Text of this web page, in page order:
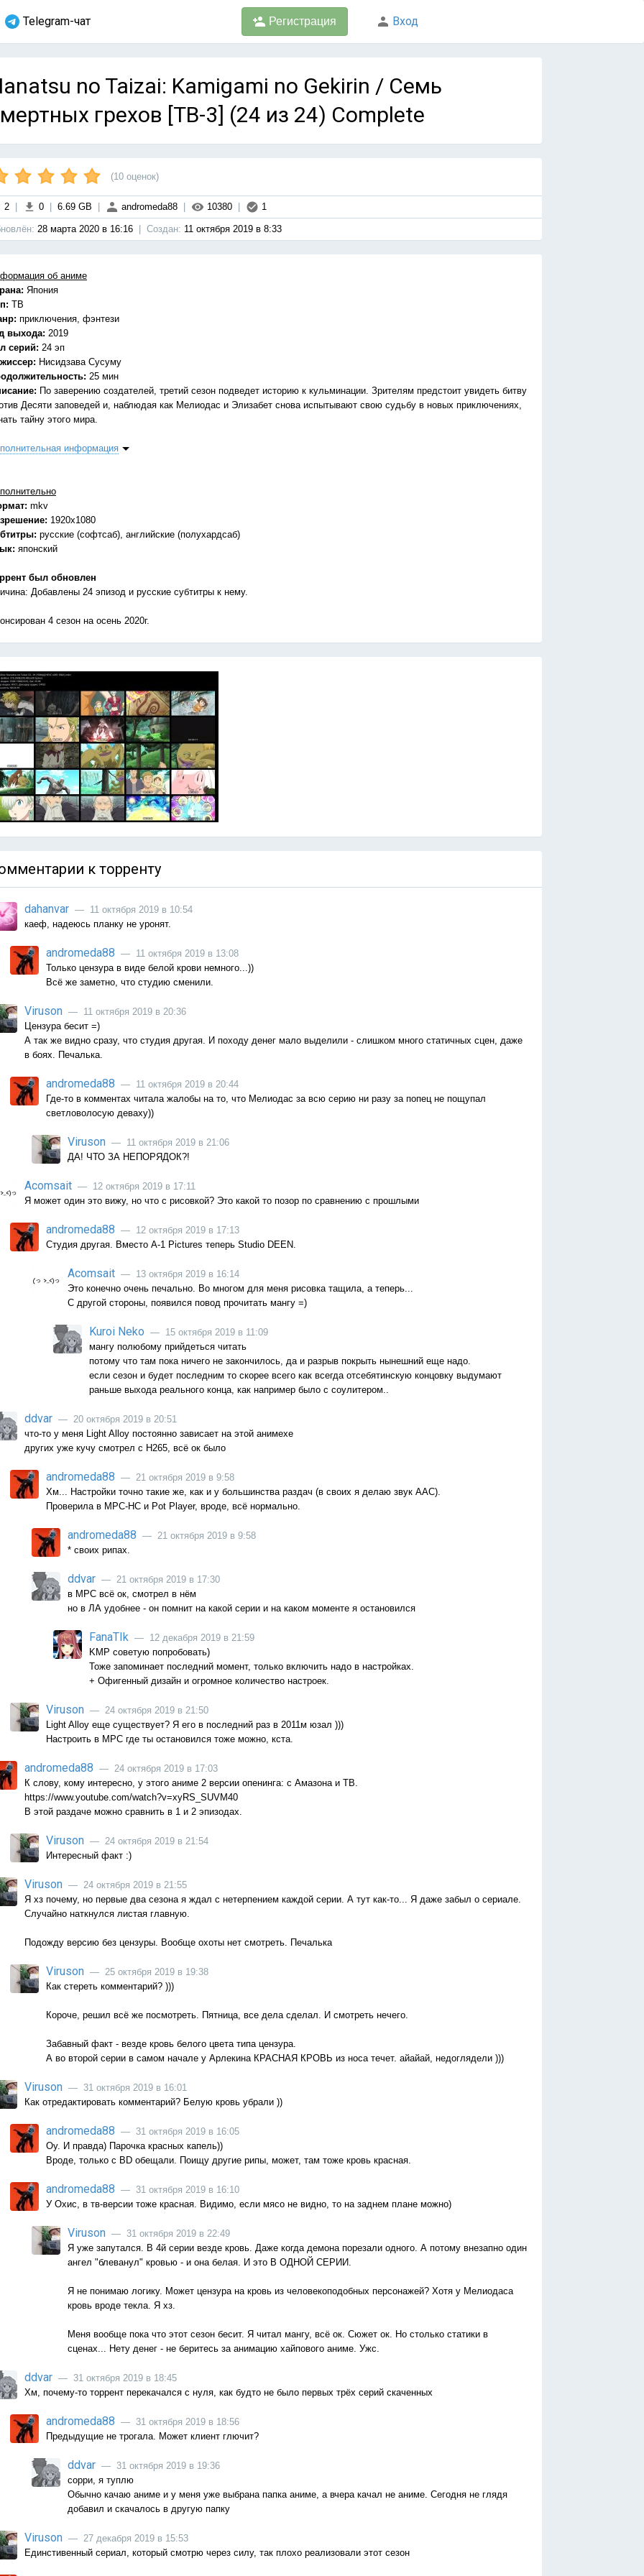
Telegram-чат Регистрация Вход
no Taizai: Kamigami no Gekirin / Семь
грехов [ТВ-3] (24 из 24) Complete
(10 оценок)
2 0 6.69 GB andromeda88 10380 1
28 марта 2020 в 16:16 Cоздан: 11 октября 2019 в 8:33
об аниме
Япония
ТВ
приключения, фэнтези
выхода: 2019
серий: 24 эп
Нисидзава Сусуму
25 мин
По заверению создателей, третий сезон подведет историю к кульминации. Зрителям предстоит увидеть битву
Десяти заповедей и, наблюдая как Мелиодас и Элизабет снова испытывают свою судьбу в новых приключениях,
тайну этого мира.
информация
mkv
1920x1080
русские (софтсаб), английские (полухардсаб)
японский
был обновлен
Добавлены 24 эпизод и русские субтитры к нему.
4 сезон на осень 2020г.
к торренту
dahanvar — 11 октября 2019 в 10:54
каеф, надеюсь планку не уронят.
andromeda88 — 11 октября 2019 в 13:08
Только цензура в виде белой крови немного...))
Всё же заметно, что студию сменили.
Viruson — 11 октября 2019 в 20:36
Цензура бесит =)
А так же видно сразу, что студия другая. И походу денег мало выделили - слишком много статичных сцен, даже
в боях. Печалька.
andromeda88 — 11 октября 2019 в 20:44
Где-то в комментах читала жалобы на то, что Мелиодас за всю серию ни разу за попец не пощупал
светловолосую деваху))
Viruson — 11 октября 2019 в 21:06
ДА! ЧТО ЗА НЕПОРЯДОК?!
Acomsait — 12 октября 2019 в 17:11
Я может один это вижу, но что с рисовкой? Это какой то позор по сравнению с прошлыми
andromeda88 — 12 октября 2019 в 17:13
Студия другая. Вместо A-1 Pictures теперь Studio DEEN.
Acomsait — 13 октября 2019 в 16:14
Это конечно очень печально. Во многом для меня рисовка тащила, а теперь...
С другой стороны, появился повод прочитать мангу =)
Kuroi Neko — 15 октября 2019 в 11:09
мангу полюбому прийдеться читать
потому что там пока ничего не закончилось, да и разрыв покрыть нынешний еще надо.
если сезон и будет последним то скорее всего как всегда отсебятинскую концовку выдумают
раньше выхода реального конца, как например было с соулитером..
ddvar — 20 октября 2019 в 20:51
что-то у меня Light Alloy постоянно зависает на этой анимехе
других уже кучу смотрел с Н265, всё ок было
andromeda88 — 21 октября 2019 в 9:58
Хм... Настройки точно такие же, как и у большинства раздач (в своих я делаю звук ААС).
Проверила в MPC-HC и Pot Player, вроде, всё нормально.
andromeda88 — 21 октября 2019 в 9:58
* своих рипах.
ddvar — 21 октября 2019 в 17:30
в МРС всё ок, смотрел в нём
но в ЛА удобнее - он помнит на какой серии и на каком моменте я остановился
FanaTIk — 12 декабря 2019 в 21:59
KMP советую попробовать)
Тоже запоминает последний момент, только включить надо в настройках.
+ Офигенный дизайн и огромное количество настроек.
Viruson — 24 октября 2019 в 21:50
Light Alloy еще существует? Я его в последний раз в 2011м юзал )))
Настроить в MPC где ты остановился тоже можно, кста.
andromeda88 — 24 октября 2019 в 17:03
К слову, кому интересно, у этого аниме 2 версии опенинга: с Амазона и ТВ.
https://www.youtube.com/watch?v=xyRS_SUVM40
В этой раздаче можно сравнить в 1 и 2 эпизодах.
Viruson — 24 октября 2019 в 21:54
Интересный факт :)
Viruson — 24 октября 2019 в 21:55
Я хз почему, но первые два сезона я ждал с нетерпением каждой серии. А тут как-то... Я даже забыл о сериале.
Случайно наткнулся листая главную.
Подожду версию без цензуры. Вообще охоты нет смотреть. Печалька
Viruson — 25 октября 2019 в 19:38
Как стереть комментарий? )))
Короче, решил всё же посмотреть. Пятница, все дела сделал. И смотреть нечего.
Забавный факт - везде кровь белого цвета типа цензура.
А во второй серии в самом начале у Арлекина КРАСНАЯ КРОВЬ из носа течет. айайай, недоглядели )))
Viruson — 31 октября 2019 в 16:01
Как отредактировать комментарий? Белую кровь убрали ))
andromeda88 — 31 октября 2019 в 16:05
Оу. И правда) Парочка красных капель))
Вроде, только с BD обещали. Поищу другие рипы, может, там тоже кровь красная.
andromeda88 — 31 октября 2019 в 16:10
У Охис, в тв-версии тоже красная. Видимо, если мясо не видно, то на заднем плане можно)
Viruson — 31 октября 2019 в 22:49
Я уже запутался. В 4й серии везде кровь. Даже когда демона порезали одного. А потому внезапно один
ангел "блеванул" кровью - и она белая. И это В ОДНОЙ СЕРИИ.
Я не понимаю логику. Может цензура на кровь из человекоподобных персонажей? Хотя у Мелиодаса
кровь вроде текла. Я хз.
Меня вообще пока что этот сезон бесит. Я читал мангу, всё ок. Сюжет ок. Но столько статики в
сценах... Нету денег - не беритесь за анимацию хайпового аниме. Ужс.
ddvar — 31 октября 2019 в 18:45
Хм, почему-то торрент перекачался с нуля, как будто не было первых трёх серий скаченных
andromeda88 — 31 октября 2019 в 18:56
Предыдущие не трогала. Может клиент глючит?
ddvar — 31 октября 2019 в 19:36
сорри, я туплю
Обычно качаю аниме и у меня уже выбрана папка аниме, а вчера качал не аниме. Сегодня не глядя
добавил и скачалось в другую папку
Viruson — 27 декабря 2019 в 15:53
Единстивенный сериал, который смотрю через силу, так плохо реализовали этот сезон